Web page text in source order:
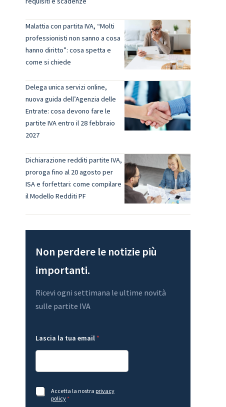
Malattia con partita IVA, “Molti
professionisti non sanno a cosa
hanno diritto”: cosa spetta e
come si chiede
Delega unica servizi online,
nuova guida dell’Agenzia delle
Entrate: cosa devono fare le
partite IVA entro il 28 febbraio
2027
Dichiarazione redditi partite IVA,
proroga fino al 20 agosto per
ISA e forfettari: come compilare
il Modello Redditi PF
Non perdere le notizie più
importanti.
Ricevi ogni settimana le ultime novità
sulle partite IVA
a
t
a
y
c
t
z
i
Lascia la tua email *
A
c
Accetta la nostra privacy
policy*